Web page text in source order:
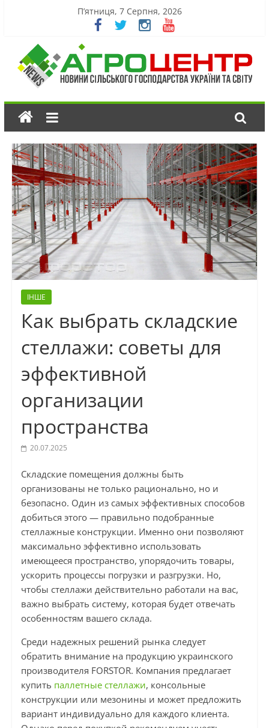
П’ятниця, 7 Серпня, 2026
ІНШЕ
Как выбрать складские
стеллажи: советы для
эффективной
организации
пространства
20.07.2025
Складские помещения должны быть
организованы не только рационально, но и
безопасно. Один из самых эффективных способов
добиться этого — правильно подобранные
стеллажные конструкции. Именно они позволяют
максимально эффективно использовать
имеющееся пространство, упорядочить товары,
ускорить процессы погрузки и разгрузки. Но,
чтобы стеллажи действительно работали на вас,
важно выбрать систему, которая будет отвечать
особенностям вашего склада.
Среди надежных решений рынка следует
обратить внимание на продукцию украинского
производителя FORSTOR. Компания предлагает
купить паллетные стеллажи, консольные
конструкции или мезонины и может предложить
вариант индивидуально для каждого клиента.